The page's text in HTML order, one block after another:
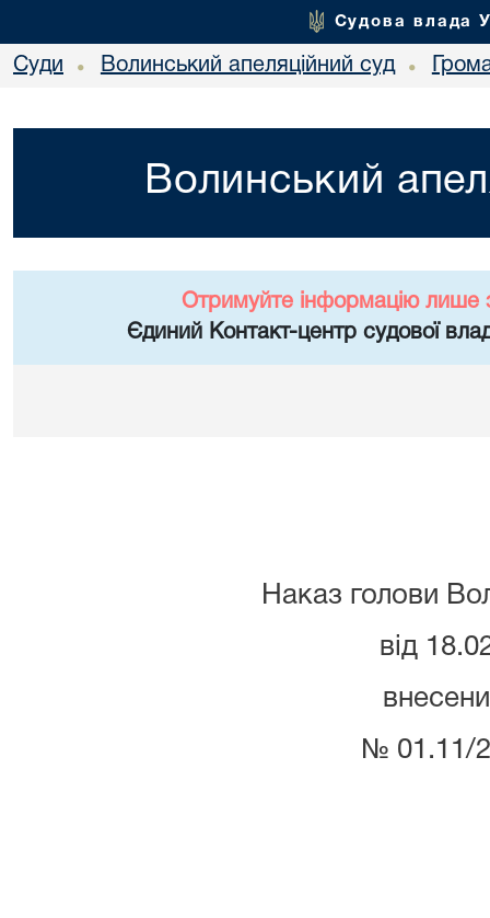
Судова влада
Суди • Волинський апеляційний суд •
Волинський
Отримуйте інформацію лише
Єдиний Контакт-центр судової
Наказ голови
від
№ 01.11/